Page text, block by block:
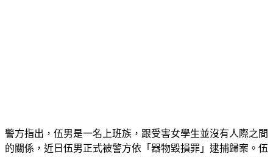
的關係，近日伍男正式被警方依「器物毀損罪」逮捕歸案。伍
男被捕後承認犯行，更稱自己「愛女鞋」才想犯案，目前全案